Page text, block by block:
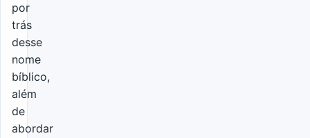
por
trás
desse
nome
bíblico,
além
de
abordar